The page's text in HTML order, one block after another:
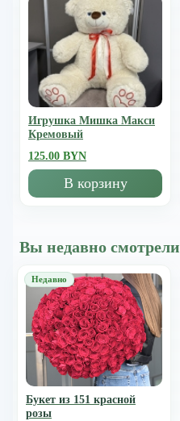
Игрушка Мишка Mакси
Кремовый
125.00 BYN
В корзину
Вы недавно смотрели
Букет из 151 красной
розы